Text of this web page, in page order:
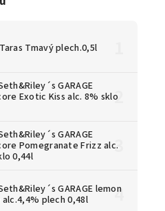
Tmavý plech.0,5l
GARAGE
Exotic Kiss alc. 8% sklo
GARAGE
Pomegranate Frizz alc.
0,44l
GARAGE lemon
plech 0,48l